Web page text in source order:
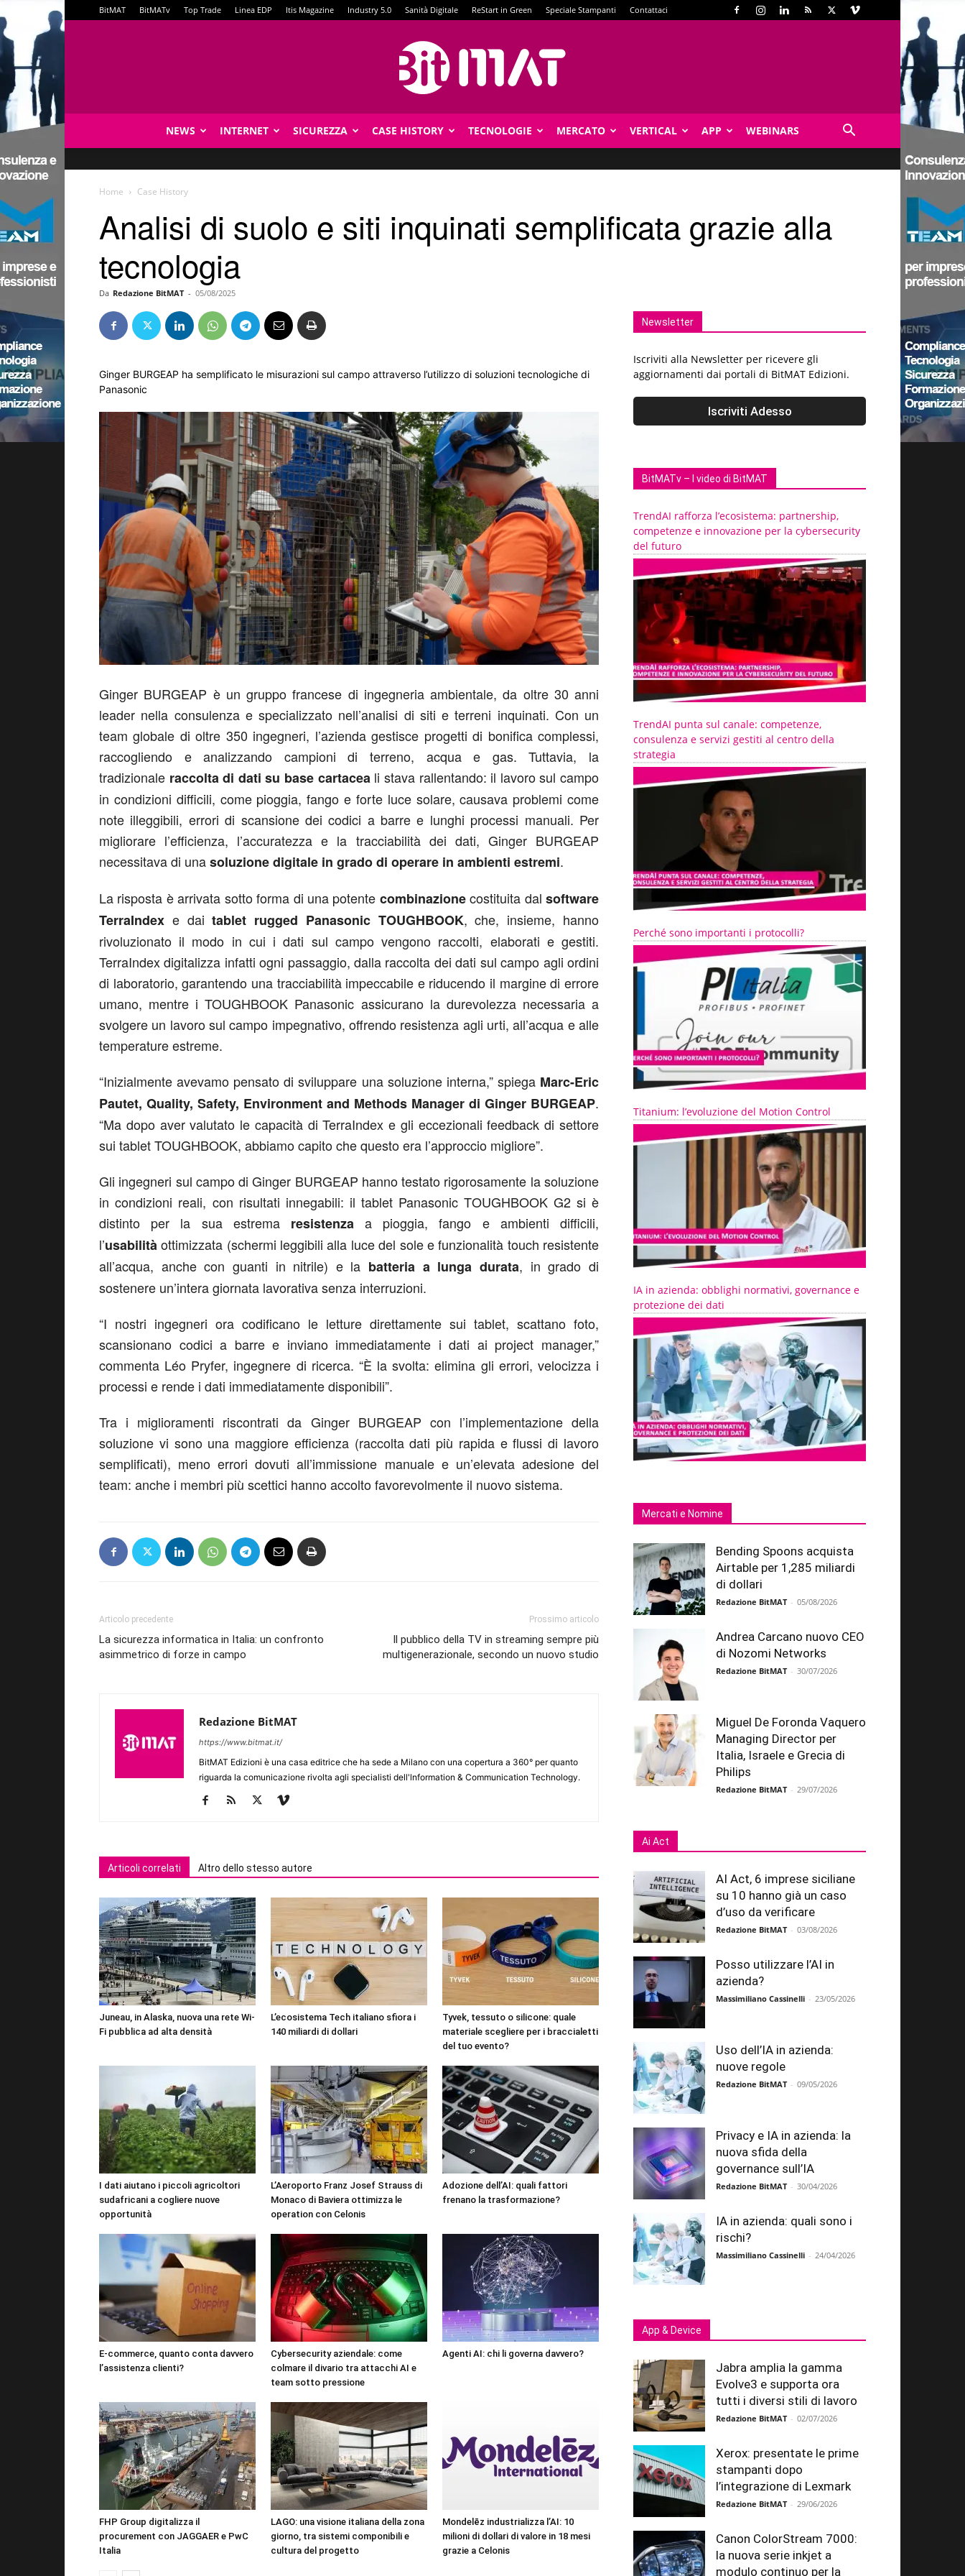
BitMAT BitMATv Top Trade Linea EDP Itis Magazine Industry 5.0 Sanità Digitale ReStart in Green Speciale Stampanti Contattaci
NEWS INTERNET SICUREZZA CASE HISTORY TECNOLOGIE MERCATO VERTICAL APP WEBINARS
Home Case History
Analisi di suolo e siti inquinati semplificata grazie alla
tecnologia
Da Redazione BitMAT - 05/08/2025
Ginger BURGEAP ha semplificato le misurazioni sul campo attraverso l’utilizzo di soluzioni tecnologiche di
Panasonic
Ginger BURGEAP è un gruppo francese di ingegneria ambientale, da oltre 30 anni
leader nella consulenza e specializzato nell’analisi di siti e terreni inquinati. Con un
team globale di oltre 350 ingegneri, l’azienda gestisce progetti di bonifica complessi,
raccogliendo e analizzando campioni di terreno, acqua e gas. Tuttavia, la
tradizionale raccolta di dati su base cartacea li stava rallentando: il lavoro sul campo
in condizioni difficili, come pioggia, fango e forte luce solare, causava problemi come
note illeggibili, errori di scansione dei codici a barre e lunghi processi manuali. Per
migliorare l’efficienza, l’accuratezza e la tracciabilità dei dati, Ginger BURGEAP
necessitava di unasoluzione digitale in grado di operare in ambienti estremi.
La risposta è arrivata sotto forma di una potente combinazionecostituita dal software
TerraIndex e daitablet rugged Panasonic TOUGHBOOK, che, insieme, hanno
rivoluzionato il modo in cui i dati sul campo vengono raccolti, elaborati e gestiti.
TerraIndex digitalizza infatti ogni passaggio, dalla raccolta dei dati sul campo agli ordini
di laboratorio, garantendo una tracciabilità impeccabile e riducendo il margine di errore
umano, mentre i TOUGHBOOK Panasonic assicurano la durevolezza necessaria a
svolgere un lavoro sul campo impegnativo, offrendo resistenza agli urti, all’acqua e alle
temperature estreme.
“Inizialmente avevamo pensato di sviluppare una soluzione interna,” spiega Marc-Eric
Pautet, Quality, Safety, Environment and Methods Manager di Ginger BURGEAP.
“Ma dopo aver valutato le capacità di TerraIndex e gli eccezionali feedback di settore
sui tablet TOUGHBOOK, abbiamo capito che questo era l’approccio migliore”.
Gli ingegneri sul campo di Ginger BURGEAP hanno testato rigorosamente la soluzione
in condizioni reali, con risultati innegabili: il tablet Panasonic TOUGHBOOK G2 si è
distinto per la sua estrema resistenza a pioggia, fango e ambienti difficili,
l’usabilitàottimizzata (schermi leggibili alla luce del sole e funzionalità touch resistente
all’acqua, anche con guanti in nitrile) e la batteria a lunga durata, in grado di
sostenere un’intera giornata lavorativa senza interruzioni.
“I nostri ingegneri ora codificano le letture direttamente sui tablet, scattano foto,
scansionano codici a barre e inviano immediatamente i dati ai project manager,”
commenta Léo Pryfer, ingegnere di ricerca. “È la svolta: elimina gli errori, velocizza i
processi e rende i dati immediatamente disponibili”.
Tra i miglioramenti riscontrati da Ginger BURGEAP con l’implementazione della
soluzione vi sono una maggiore efficienza (raccolta dati più rapida e flussi di lavoro
semplificati), meno errori dovuti all’immissione manuale e un’elevata adesione del
team: anche i membri più scettici hanno accolto favorevolmente il nuovo sistema.
Articolo precedente
La sicurezza informatica in Italia: un confronto
asimmetrico di forze in campo
Prossimo articolo
Il pubblico della TV in streaming sempre più
multigenerazionale, secondo un nuovo studio
Redazione BitMAT
https://www.bitmat.it/
BitMAT Edizioni è una casa editrice che ha sede a Milano con una copertura a 360° per quanto
riguarda la comunicazione rivolta agli specialisti dell'lnformation & Communication Technology.
Articoli correlati Altro dello stesso autore
Juneau, in Alaska, nuova una rete Wi-
Fi pubblica ad alta densità
L’ecosistema Tech italiano sfiora i
140 miliardi di dollari
Tyvek, tessuto o silicone: quale
materiale scegliere per i braccialetti
del tuo evento?
I dati aiutano i piccoli agricoltori
sudafricani a cogliere nuove
opportunità
L’Aeroporto Franz Josef Strauss di
Monaco di Baviera ottimizza le
operation con Celonis
Adozione dell’AI: quali fattori
frenano la trasformazione?
E-commerce, quanto conta davvero
l’assistenza clienti?
Cybersecurity aziendale: come
colmare il divario tra attacchi AI e
team sotto pressione
Agenti AI: chi li governa davvero?
FHP Group digitalizza il
procurement con JAGGAER e PwC
Italia
LAGO: una visione italiana della zona
giorno, tra sistemi componibili e
cultura del progetto
Mondelēz industrializza l’AI: 10
milioni di dollari di valore in 18 mesi
grazie a Celonis
Newsletter
Iscriviti alla Newsletter per ricevere gli
aggiornamenti dai portali di BitMAT Edizioni.
BitMATv – I video di BitMAT
TrendAI rafforza l’ecosistema: partnership,
competenze e innovazione per la cybersecurity
del futuro
TrendAI punta sul canale: competenze,
consulenza e servizi gestiti al centro della
strategia
Perché sono importanti i protocolli?
Titanium: l’evoluzione del Motion Control
IA in azienda: obblighi normativi, governance e
protezione dei dati
Mercati e Nomine
Bending Spoons acquista
Airtable per 1,285 miliardi
di dollari
Redazione BitMAT - 05/08/2026
Andrea Carcano nuovo CEO
di Nozomi Networks
Redazione BitMAT - 30/07/2026
Miguel De Foronda Vaquero
Managing Director per
Italia, Israele e Grecia di
Philips
Redazione BitMAT - 29/07/2026
Ai Act
AI Act, 6 imprese siciliane
su 10 hanno già un caso
d’uso da verificare
Redazione BitMAT - 03/08/2026
Posso utilizzare l’AI in
azienda?
Massimiliano Cassinelli - 23/05/2026
Uso dell’IA in azienda:
nuove regole
Redazione BitMAT - 09/05/2026
Privacy e IA in azienda: la
nuova sfida della
governance sull’IA
Redazione BitMAT - 30/04/2026
IA in azienda: quali sono i
rischi?
Massimiliano Cassinelli - 24/04/2026
App & Device
Jabra amplia la gamma
Evolve3 e supporta ora
tutti i diversi stili di lavoro
Redazione BitMAT - 02/07/2026
Xerox: presentate le prime
stampanti dopo
l’integrazione di Lexmark
Redazione BitMAT - 29/06/2026
Canon ColorStream 7000:
la nuova serie inkjet a
modulo continuo per la